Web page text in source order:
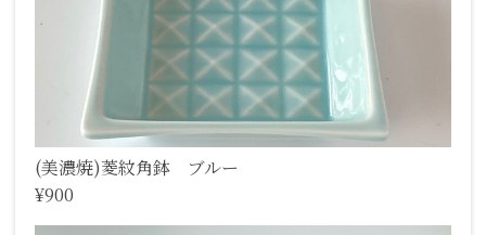
(美濃焼)菱紋角鉢 ブルー
¥900